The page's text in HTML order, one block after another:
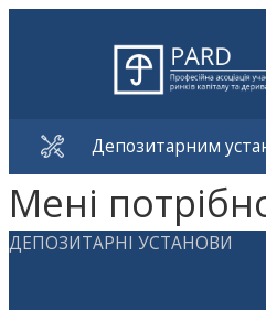
Депозитарним
Мені
ДЕПОЗИТАРНІ УСТАНОВИ